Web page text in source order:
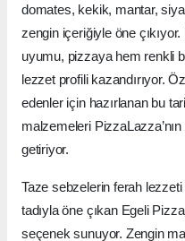
domates, kekik, mantar,
zengin içeriğiyle öne
uyumu, pizzaya hem renkli
lezzet profili kazandırıyor.
edenler için hazırlanan bu
malzemeleri
getiriyor.
Taze sebzelerin ferah
tadıyla öne çıkan Egeli
seçenek sunuyor. Zengin